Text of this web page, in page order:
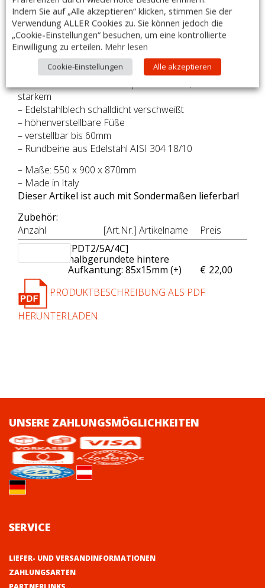
– Vollauszug durch Teleskoplaufschienen
– Edelstahl AISI 304 18/10
– geschliffen, Scotch Brite
– mit Korrosionsschutz
– Edelstahlblechstärke der Arbeitsplatte 1,5 mm
– Oberplatte 60mm hoch
starkem
– Edelstahlblech schalldicht verschweißt
– höhenverstellbare Füße
– verstellbar bis 60mm
– Rundbeine aus Edelstahl AISI 304 18/10
– Maße: 550 x 900 x 870mm
– Made in Italy
Dieser Artikel ist auch mit Sondermaßen lieferbar!
Zubehör:
Anzahl
[Art.Nr.] Artikelname
Preis
[PDT2/5A/4C]
halbgerundete hintere
Aufkantung: 85x15mm (+
€ 22,00
)
PRODUKTBESCHREIBUNG ALS PDF
HERUNTERLADEN
UNSERE ZAHLUNGSMÖGLICHKEITEN
SERVICE
LIEFER- UND VERSANDINFORMATIONEN
ZAHLUNGSARTEN
Indem Sie auf „Alle akzeptieren“ klicken, stimmen Sie der
Verwendung ALLER Cookies zu. Sie können jedoch die
„Cookie-Einstellungen“ besuchen, um eine kontrollierte
Einwilligung zu erteilen. Mehr lesen
Cookie-Einstellungen Alle akzeptieren